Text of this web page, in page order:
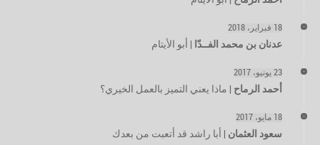
18 فبراير، 2018
عدنان بن محمد الفــدّا أبو الأيتام
23 يونيو، 2017
أحمد الرماح ماذا يعني التميز بالعمل الخيري؟
18 مايو، 2017
سعود العثمان أبا راشد قد أتعبت من بعدك